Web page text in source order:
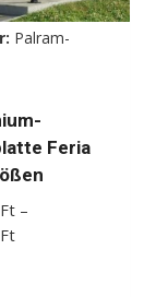
Palram-
Feria
Ft –
FtPreisspanne: